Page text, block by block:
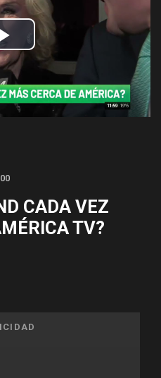
Play
Video
CADA VEZ
TV?